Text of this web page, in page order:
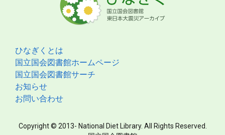
ひなぎくとは
国立国会図書館ホームページ
国立国会図書館サーチ
お知らせ
お問い合わせ
Copyright © 2013- National Diet Library. All Rights Reserved.